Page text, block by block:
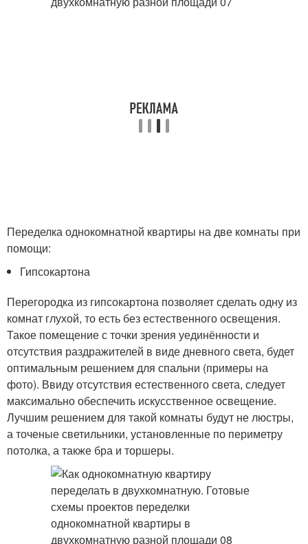
Переделка однокомнатной квартиры на две комнаты при
помощи:
Гипсокартона
Перегородка из гипсокартона позволяет сделать одну из
комнат глухой, то есть без естественного освещения.
Такое помещение с точки зрения уединённости и
отсутствия раздражителей в виде дневного света, будет
оптимальным решением для спальни (примеры на
фото). Ввиду отсутствия естественного света, следует
максимально обеспечить искусственное освещение.
Лучшим решением для такой комнаты будут не люстры,
а точеные светильники, установленные по периметру
потолка, а также бра и торшеры.